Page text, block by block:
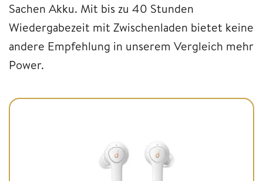
Sachen Akku. Mit bis zu 40 Stunden
Wiedergabezeit mit Zwischenladen bietet keine
andere Empfehlung in unserem Vergleich mehr
Power.